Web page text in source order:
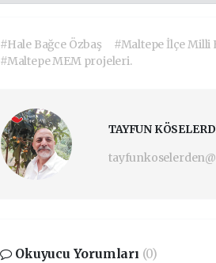
#Hale Bağce Özbaş #Maltepe İlçe Milli
#Maltepe MEM projeleri.
TAYFUN
Okuyucu Yorumları (0)